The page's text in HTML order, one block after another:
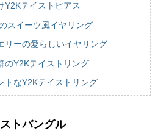
Y2Kテイストピアス
スイーツ風イヤリング
リーの愛らしいイヤリング
のY2Kテイストリング
トなY2Kテイストリング
トバングル